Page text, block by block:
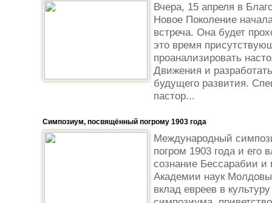
Вчера, 15 апреля в
Новое Поколение
встреча. Она будет
это время
проанализировать
Движения и
будущего развития.
пастор...
Симпозиум, посвящённый погрому 1903 года
Международный
погром 1903 года и его
сознание Бессарабии и
Академии наук
вклад евреев в